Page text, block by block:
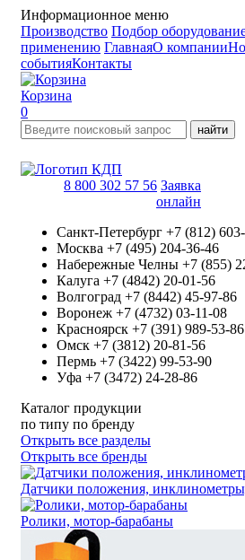
Информационное меню
Производство Подбор
применению ГлавнаяО компании
событияКонтакты
Корзина
0
найти
8 800 302 57 56 Заявка
онлайн
Санкт-Петербург +7 (812)
Москва +7 (495) 204-36-46
Набережные Челны +7 (855)
Калуга +7 (4842) 20-01-56
Волгоград +7 (8442) 45-97-86
Воронеж +7 (4732) 03-11-08
Красноярск +7 (391) 989-53-86
Омск +7 (3812) 20-81-56
Пермь +7 (3422) 99-53-90
Уфа +7 (3472) 24-28-86
Каталог продукции
по типу по бренду
Открыть все разделы
Открыть все бренды
Датчики положения,
Ролики, мотор-барабаны